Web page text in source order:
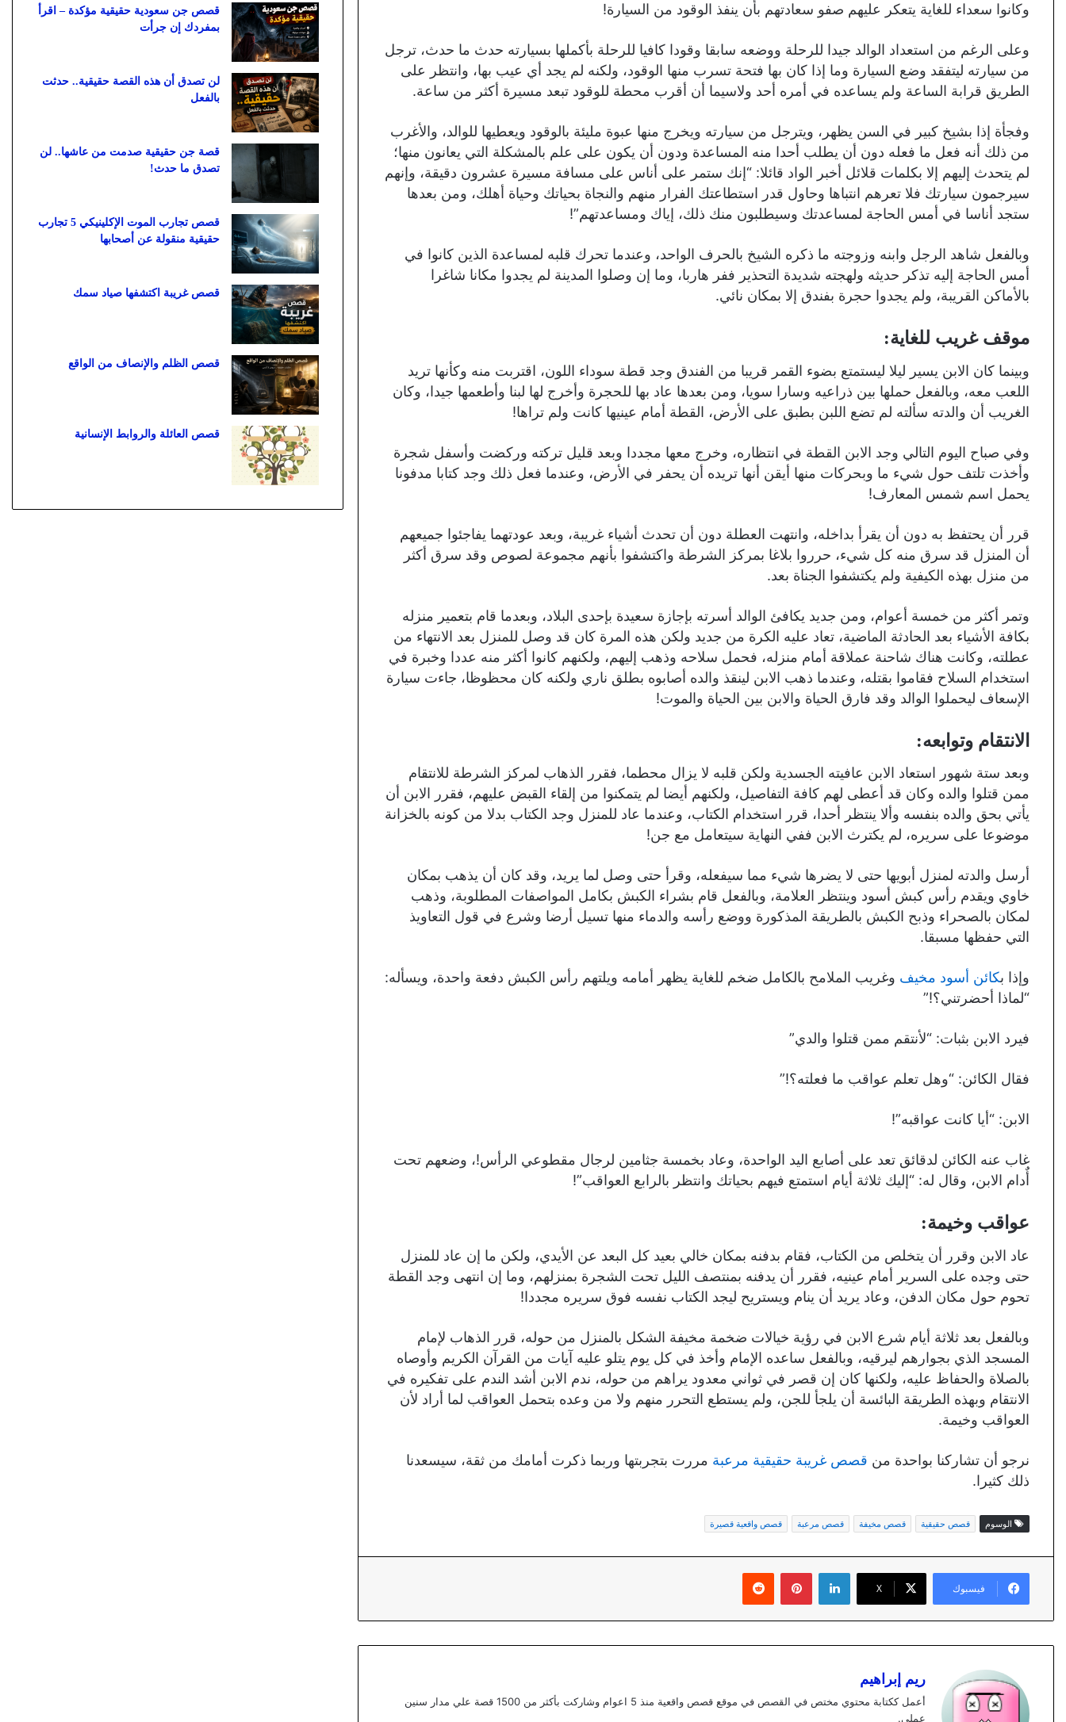
وكانوا سعداء للغاية يتعكر عليهم صفو سعادتهم بأن ينفذ الوقود من السيارة!
وعلى الرغم من استعداد الوالد جيدا للرحلة ووضعه سابقا وقودا كافيا للرحلة بأكملها بسيارته حدث ما حدث، ترجل
من سيارته ليتفقد وضع السيارة وما إذا كان بها فتحة تسرب منها الوقود، ولكنه لم يجد أي عيب بها، وانتظر على
الطريق قرابة الساعة ولم يساعده في أمره أحد ولاسيما أن أقرب محطة للوقود تبعد مسيرة أكثر من ساعة.
وفجأة إذا بشيخ كبير في السن يظهر، ويترجل من سيارته ويخرج منها عبوة مليئة بالوقود ويعطيها للوالد، والأغرب
من ذلك أنه فعل ما فعله دون أن يطلب أحدا منه المساعدة ودون أن يكون على علم بالمشكلة التي يعانون منها؛
لم يتحدث إليهم إلا بكلمات قلائل أخبر الواد قائلا: “إنك ستمر على أناس على مسافة مسيرة عشرون دقيقة، وإنهم
سيرجمون سيارتك فلا تعرهم انتباها وحاول قدر استطاعتك الفرار منهم والنجاة بحياتك وحياة أهلك، ومن بعدها
ستجد أناسا في أمس الحاجة لمساعدتك وسيطلبون منك ذلك، إياك ومساعدتهم”!
وبالفعل شاهد الرجل وابنه وزوجته ما ذكره الشيخ بالحرف الواحد، وعندما تحرك قلبه لمساعدة الذين كانوا في
أمس الحاجة إليه تذكر حديثه ولهجته شديدة التحذير ففر هاربا، وما إن وصلوا المدينة لم يجدوا مكانا شاغرا
بالأماكن القريبة، ولم يجدوا حجرة بفندق إلا بمكان نائي.
موقف غريب للغاية:
وبينما كان الابن يسير ليلا ليستمتع بضوء القمر قريبا من الفندق وجد قطة سوداء اللون، اقتربت منه وكأنها تريد
اللعب معه، وبالفعل حملها بين ذراعيه وسارا سويا، ومن بعدها عاد بها للحجرة وأخرج لها لبنا وأطعمها جيدا، وكان
الغريب أن والدته سألته لم تضع اللبن بطبق على الأرض، القطة أمام عينيها كانت ولم تراها!
وفي صباح اليوم التالي وجد الابن القطة في انتظاره، وخرج معها مجددا وبعد قليل تركته وركضت وأسفل شجرة
وأخذت تلتف حول شيء ما وبحركات منها أيقن أنها تريده أن يحفر في الأرض، وعندما فعل ذلك وجد كتابا مدفونا
يحمل اسم شمس المعارف!
قرر أن يحتفظ به دون أن يقرأ بداخله، وانتهت العطلة دون أن تحدث أشياء غريبة، وبعد عودتهما يفاجئوا جميعهم
أن المنزل قد سرق منه كل شيء، حرروا بلاغا بمركز الشرطة واكتشفوا بأنهم مجموعة لصوص وقد سرق أكثر
من منزل بهذه الكيفية ولم يكتشفوا الجناة بعد.
وتمر أكثر من خمسة أعوام، ومن جديد يكافئ الوالد أسرته بإجازة سعيدة بإحدى البلاد، وبعدما قام بتعمير منزله
بكافة الأشياء بعد الحادثة الماضية، تعاد عليه الكرة من جديد ولكن هذه المرة كان قد وصل للمنزل بعد الانتهاء من
عطلته، وكانت هناك شاحنة عملاقة أمام منزله، فحمل سلاحه وذهب إليهم، ولكنهم كانوا أكثر منه عددا وخبرة في
استخدام السلاح فقاموا بقتله، وعندما ذهب الابن لينقذ والده أصابوه بطلق ناري ولكنه كان محظوظا، جاءت سيارة
الإسعاف ليحملوا الوالد وقد فارق الحياة والابن بين الحياة والموت!
الانتقام وتوابعه:
وبعد ستة شهور استعاد الابن عافيته الجسدية ولكن قلبه لا يزال محطما، فقرر الذهاب لمركز الشرطة للانتقام
ممن قتلوا والده وكان قد أعطى لهم كافة التفاصيل، ولكنهم أيضا لم يتمكنوا من إلقاء القبض عليهم، فقرر الابن أن
يأتي بحق والده بنفسه وألا ينتظر أحدا، قرر استخدام الكتاب، وعندما عاد للمنزل وجد الكتاب بدلا من كونه بالخزانة
موضوعا على سريره، لم يكترث الابن ففي النهاية سيتعامل مع جن!
أرسل والدته لمنزل أبويها حتى لا يضرها شيء مما سيفعله، وقرأ حتى وصل لما يريد، وقد كان أن يذهب بمكان
خاوي ويقدم رأس كبش أسود وينتظر العلامة، وبالفعل قام بشراء الكبش بكامل المواصفات المطلوبة، وذهب
لمكان بالصحراء وذبح الكبش بالطريقة المذكورة ووضع رأسه والدماء منها تسيل أرضا وشرع في قول التعاويذ
التي حفظها مسبقا.
وإذا بكائن أسود مخيف وغريب الملامح بالكامل ضخم للغاية يظهر أمامه ويلتهم رأس الكبش دفعة واحدة، ويسأله:
“لماذا أحضرتني؟!”
فيرد الابن بثبات: “لأنتقم ممن قتلوا والدي”
فقال الكائن: “وهل تعلم عواقب ما فعلته؟!”
الابن: “أيا كانت عواقبه”!
غاب عنه الكائن لدقائق تعد على أصابع اليد الواحدة، وعاد بخمسة جثامين لرجال مقطوعي الرأس!، وضعهم تحت
أٌدام الابن، وقال له: “إليك ثلاثة أيام استمتع فيهم بحياتك وانتظر بالرابع العواقب”!
عواقب وخيمة:
عاد الابن وقرر أن يتخلص من الكتاب، فقام بدفنه بمكان خالي بعيد كل البعد عن الأيدي، ولكن ما إن عاد للمنزل
حتى وجده على السرير أمام عينيه، فقرر أن يدفنه بمنتصف الليل تحت الشجرة بمنزلهم، وما إن انتهى وجد القطة
تحوم حول مكان الدفن، وعاد يريد أن ينام ويستريح ليجد الكتاب نفسه فوق سريره مجددا!
وبالفعل بعد ثلاثة أيام شرع الابن في رؤية خيالات ضخمة مخيفة الشكل بالمنزل من حوله، قرر الذهاب لإمام
المسجد الذي بجوارهم ليرقيه، وبالفعل ساعده الإمام وأخذ في كل يوم يتلو عليه آيات من القرآن الكريم وأوصاه
بالصلاة والحفاظ عليه، ولكنها كان إن قصر في ثواني معدود يراهم من حوله، ندم الابن أشد الندم على تفكيره في
الانتقام وبهذه الطريقة البائسة أن يلجأ للجن، ولم يستطع التحرر منهم ولا من وعده بتحمل العواقب لما أراد لأن
العواقب وخيمة.
نرجو أن تشاركنا بواحدة من قصص غريبة حقيقية مرعبة مررت بتجربتها وربما ذكرت أمامك من ثقة، سيسعدنا
ذلك كثيرا.
الوسوم قصص حقيقية قصص مخيفة قصص مرعبة قصص واقعية قصيرة
فيسبوك X
لينكدإن بينتيريست
ريم إبراهيم
أعمل ككتابة محتوي مختص في القصص في موقع قصص واقعية منذ 5 اعوام وشاركت بأكثر من 1500 قصة علي مدار سنين
عملي.
قصص جن سعودية حقيقية مؤكدة – اقرأ
بمفردك إن جرأت
لن تصدق أن هذه القصة حقيقية.. حدثت
بالفعل
قصة جن حقيقية صدمت من عاشها.. لن
تصدق ما حدث!
قصص تجارب الموت الإكلينيكي 5 تجارب
حقيقية منقولة عن أصحابها
قصص غريبة اكتشفها صياد سمك
قصص الظلم والإنصاف من الواقع
قصص العائلة والروابط الإنسانية